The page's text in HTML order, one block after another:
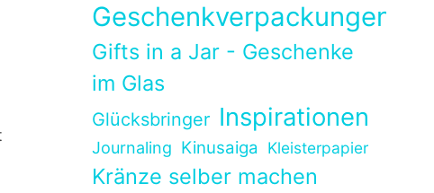
Geschenkverpackungen
Gifts in a Jar - Geschenke
im Glas
Glücksbringer Inspirationen
Journaling Kinusaiga Kleisterpapier
Kränze selber machen